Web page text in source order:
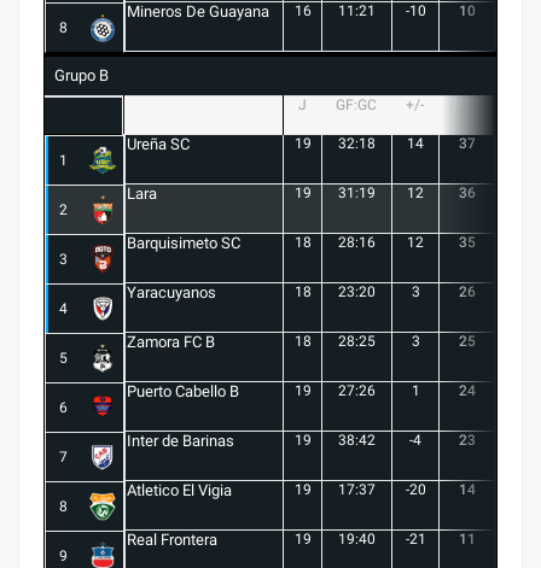
8
Mineros De Guayana 16 11:21 -10 10
Grupo B
J GF:GC +/-
1
Ureña SC 19 32:18 14 37
2
Lara 19 31:19 12 36
3
Barquisimeto SC 18 28:16 12 35
4
Yaracuyanos 18 23:20 3 26
5
Zamora FC B 18 28:25 3 25
6
Puerto Cabello B 19 27:26 1 24
7
Inter de Barinas 19 38:42 -4 23
8
Atletico El Vigia 19 17:37 -20 14
9
Real Frontera 19 19:40 -21 11